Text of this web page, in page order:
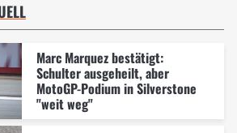
Marc Marquez bestätigt:
Schulter ausgeheilt, aber
MotoGP-Podium in Silverstone
"weit weg"